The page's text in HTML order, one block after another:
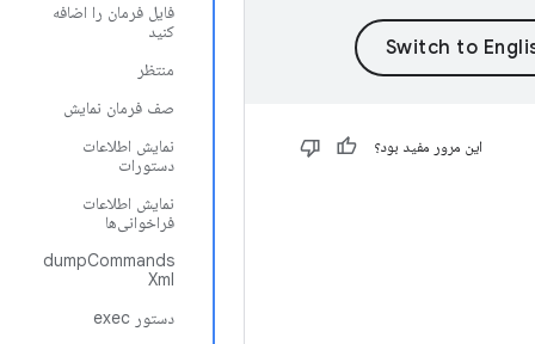
فایل فرمان را اضافه
کنید
منتظر
صف فرمان نمایش
نمایش اطلاعات
دستورات
نمایش اطلاعات
فراخوانی‌ها
dumpCommands
Xml
دستور exec
این مرور مفید بود؟